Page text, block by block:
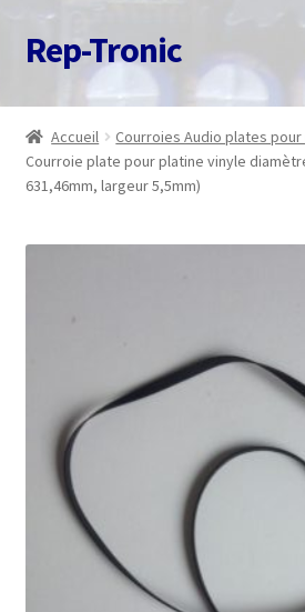
Aller
à
navigation
Aller
au
Rep-Tronic
Accueil
A propos
Contact
Avis client
Mon compte
Accueil
Courroies Audio plates
Courroie plate pour platine vinyle
631,46mm, largeur 5,5mm)